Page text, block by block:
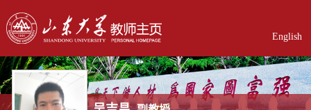
English